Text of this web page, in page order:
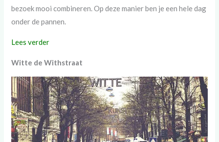
bezoek mooi combineren. Op deze manier ben je een hele dag
onder de pannen.
Lees verder
Witte de Withstraat